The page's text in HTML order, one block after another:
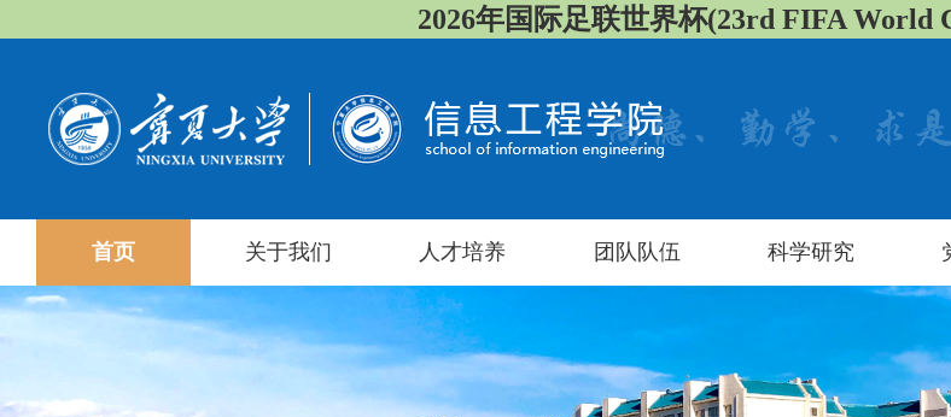
2026年国际足联世界杯(23rd FIFA World
首页 关于我们 人才培养 团队队伍 科学研究